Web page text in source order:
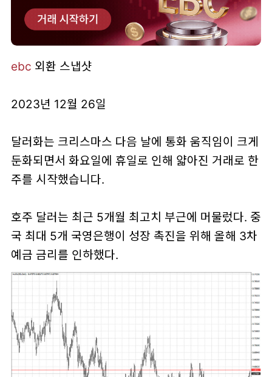
ebc 외환 스냅샷
2023년 12월 26일
달러화는 크리스마스 다음 날에 통화 움직임이 크게
둔화되면서 화요일에 휴일로 인해 얇아진 거래로 한
주를 시작했습니다.
호주 달러는 최근 5개월 최고치 부근에 머물렀다. 중
국 최대 5개 국영은행이 성장 촉진을 위해 올해 3차
예금 금리를 인하했다.